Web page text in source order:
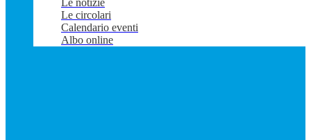
Le notizie
Le circolari
Calendario eventi
Albo online